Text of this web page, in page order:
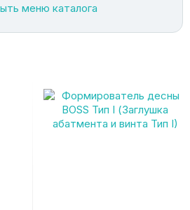
меню каталога